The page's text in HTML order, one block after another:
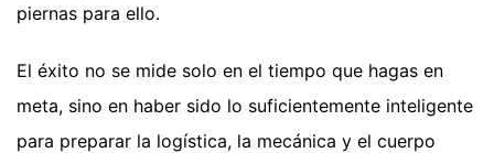
piernas para ello.
El éxito no se mide solo en el tiempo que hagas en
meta, sino en haber sido lo suficientemente inteligente
para preparar la logística, la mecánica y el cuerpo